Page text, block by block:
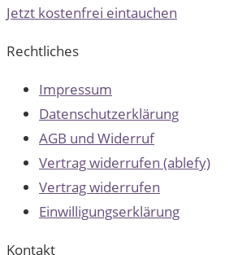
Jetzt kostenfrei eintauchen
Rechtliches
Impressum
Datenschutzerklärung
AGB und Widerruf
Vertrag widerrufen (ablefy)
Vertrag widerrufen
Einwilligungserklärung
Kontakt